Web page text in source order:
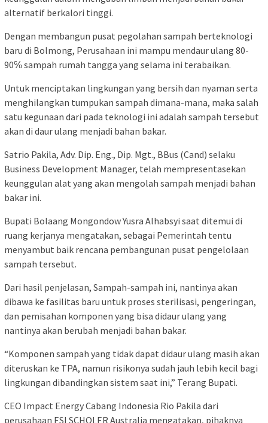
alternatif berkalori tinggi.
Dengan membangun pusat pegolahan sampah berteknologi
baru di Bolmong, Perusahaan ini mampu mendaur ulang 80-
90℅ sampah rumah tangga yang selama ini terabaikan.
Untuk menciptakan lingkungan yang bersih dan nyaman serta
menghilangkan tumpukan sampah dimana-mana, maka salah
satu kegunaan dari pada teknologi ini adalah sampah tersebut
akan di daur ulang menjadi bahan bakar.
Satrio Pakila, Adv. Dip. Eng., Dip. Mgt., BBus (Cand) selaku
Business Development Manager, telah mempresentasekan
keunggulan alat yang akan mengolah sampah menjadi bahan
bakar ini.
Bupati Bolaang Mongondow Yusra Alhabsyi saat ditemui di
ruang kerjanya mengatakan, sebagai Pemerintah tentu
menyambut baik rencana pembangunan pusat pengelolaan
sampah tersebut.
Dari hasil penjelasan, Sampah-sampah ini, nantinya akan
dibawa ke fasilitas baru untuk proses sterilisasi, pengeringan,
dan pemisahan komponen yang bisa didaur ulang yang
nantinya akan berubah menjadi bahan bakar.
“Komponen sampah yang tidak dapat didaur ulang masih akan
diteruskan ke TPA, namun risikonya sudah jauh lebih kecil bagi
lingkungan dibandingkan sistem saat ini,” Terang Bupati.
CEO Impact Energy Cabang Indonesia Rio Pakila dari
perusahaan ESI SCHOLER Australia mengatakan, pihaknya